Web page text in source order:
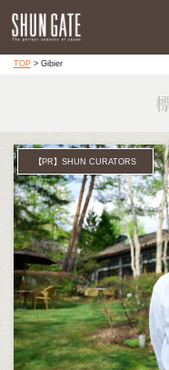
TOP> Gibier
【PR】SHUN CURATORS